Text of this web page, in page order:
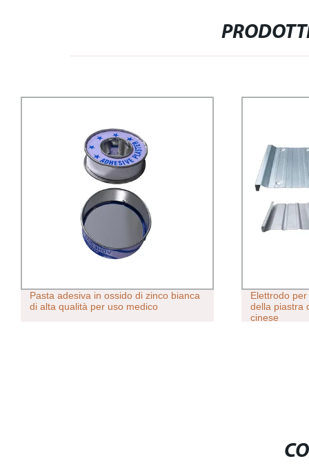
Pasta adesiva in ossido di zinco bianca
di alta qualità per uso medico
Elettrodo
della piastra
cinese